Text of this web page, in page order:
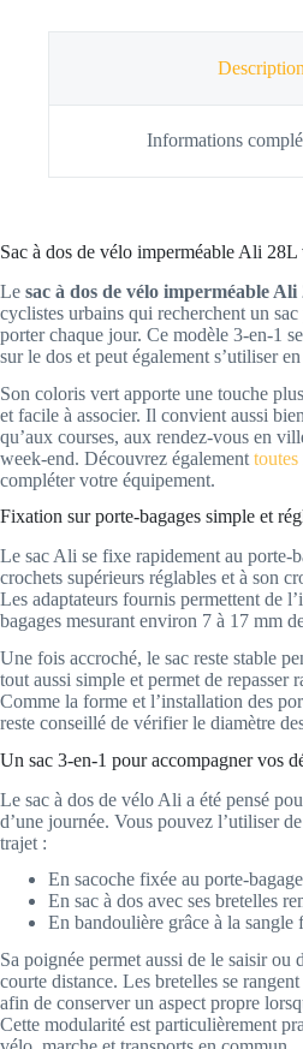
Description
Informations
Sac à dos de vélo imperméable Ali
Le sac à dos de vélo imperméable
cyclistes urbains qui recherchent un
porter chaque jour. Ce modèle 3-en-1
sur le dos et peut également s’utiliser
Son coloris vert apporte une touche
et facile à associer. Il convient aussi
qu’aux courses, aux rendez-vous en
week-end. Découvrez également toutes
compléter votre équipement.
Fixation sur porte-bagages simple et
Le sac Ali se fixe rapidement au porte-
crochets supérieurs réglables et à son
Les adaptateurs fournis permettent de
bagages mesurant environ 7 à 17 mm
Une fois accroché, le sac reste stable
tout aussi simple et permet de repasser
Comme la forme et l’installation des
reste conseillé de vérifier le diamètre
Un sac 3-en-1 pour accompagner vos
Le sac à dos de vélo Ali a été pensé
d’une journée. Vous pouvez l’utiliser
trajet :
En sacoche fixée au porte-
En sac à dos avec ses bretelles
En bandoulière grâce à la sangle
Sa poignée permet aussi de le saisir ou
courte distance. Les bretelles se
afin de conserver un aspect propre
Cette modularité est particulièrement